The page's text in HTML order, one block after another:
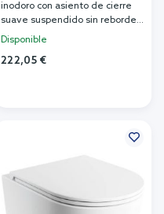
inodoro con asiento de cierre
suave suspendido sin reborde
blanco brillante OTTAWAMWBP
Disponible
222,05 €